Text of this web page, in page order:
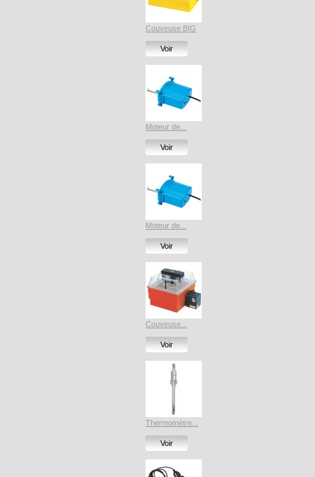
Couveuse BIG
Voir
Moteur de...
Voir
Moteur de...
Voir
Couveuse...
Voir
Thermomètre...
Voir